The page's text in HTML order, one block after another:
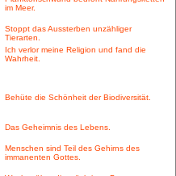
im Meer.
Stoppt das Aussterben unzähliger
Tierarten.
Ich verlor meine Religion und fand die
Wahrheit.
Behüte die Schönheit der Biodiversität.
Das Geheimnis des Lebens.
Menschen sind Teil des Gehirns des
immanenten Gottes.